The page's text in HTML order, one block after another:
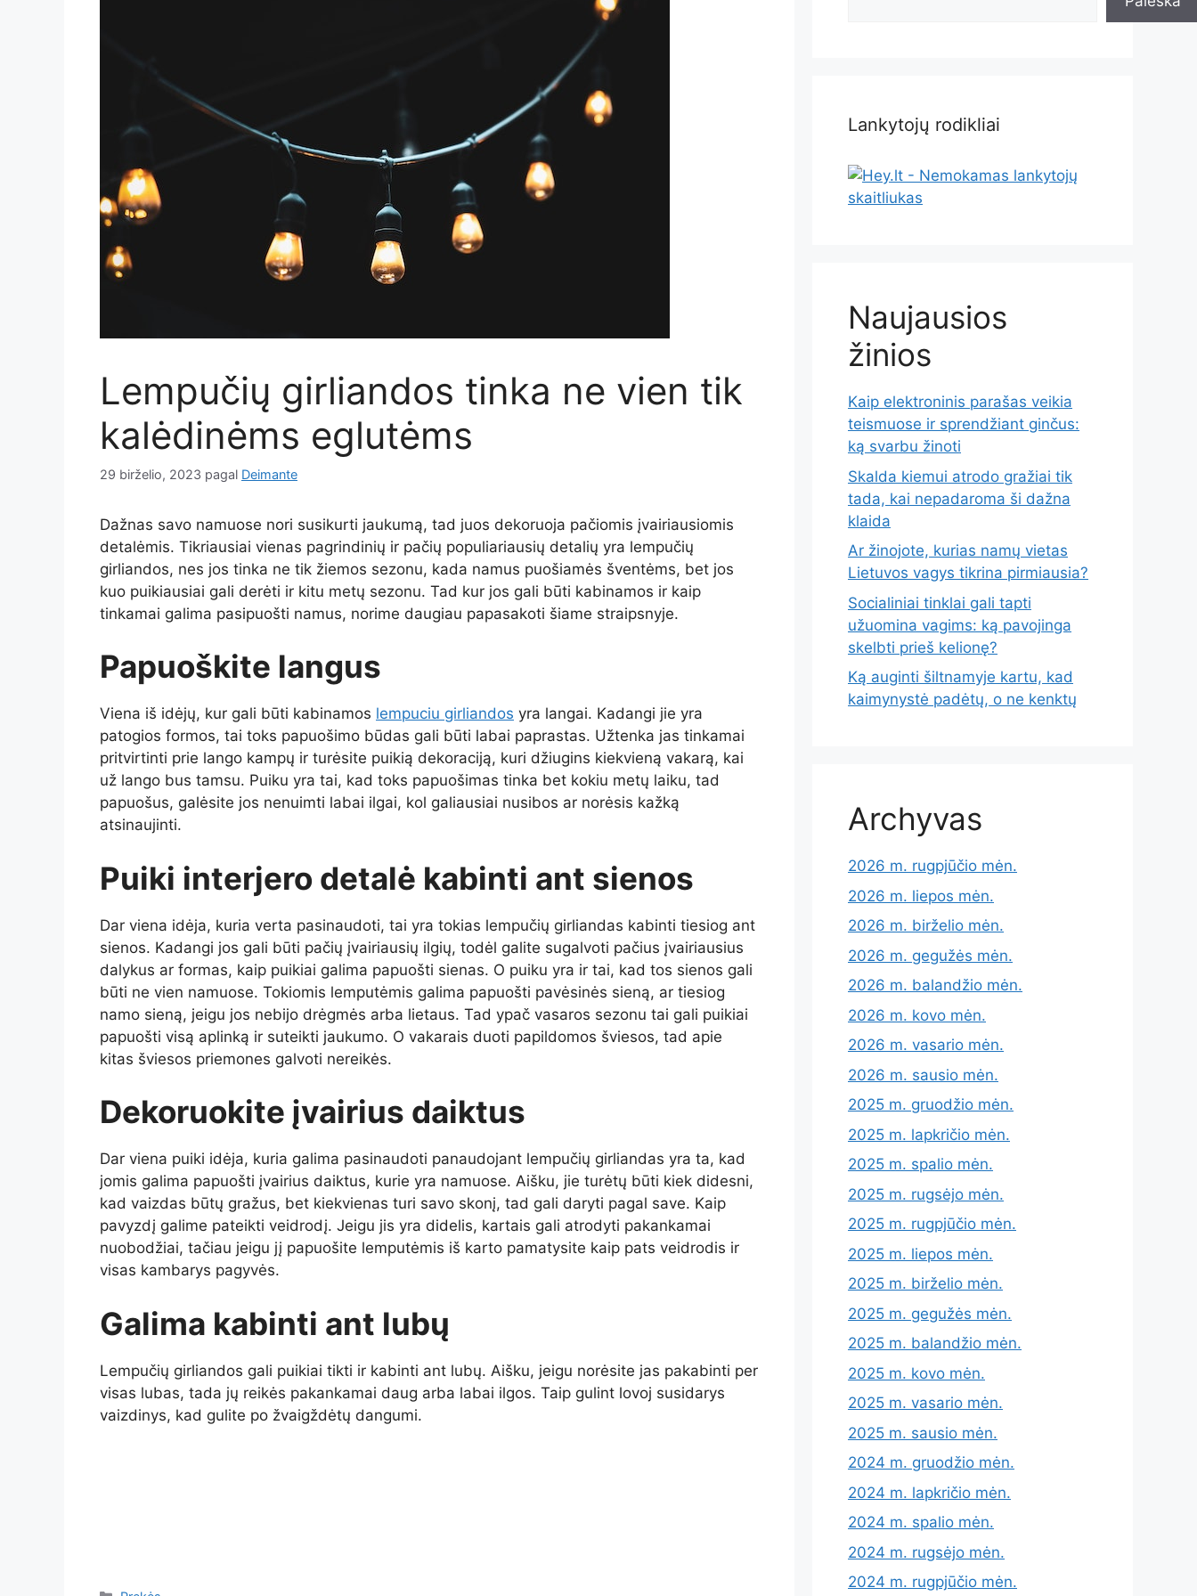
Lempučių girliandos tinka ne vien tik
kalėdinėms eglutėms
29 birželio, 2023 pagal Deimante
Dažnas savo namuose nori susikurti jaukumą, tad juos dekoruoja pačiomis įvairiausiomis
detalėmis. Tikriausiai vienas pagrindinių ir pačių populiariausių detalių yra lempučių
girliandos, nes jos tinka ne tik žiemos sezonu, kada namus puošiamės šventėms, bet jos
kuo puikiausiai gali derėti ir kitu metų sezonu. Tad kur jos gali būti kabinamos ir kaip
tinkamai galima pasipuošti namus, norime daugiau papasakoti šiame straipsnyje.
Papuoškite langus
Viena iš idėjų, kur gali būti kabinamos lempuciu girliandos yra langai. Kadangi jie yra
patogios formos, tai toks papuošimo būdas gali būti labai paprastas. Užtenka jas tinkamai
pritvirtinti prie lango kampų ir turėsite puikią dekoraciją, kuri džiugins kiekvieną vakarą, kai
už lango bus tamsu. Puiku yra tai, kad toks papuošimas tinka bet kokiu metų laiku, tad
papuošus, galėsite jos nenuimti labai ilgai, kol galiausiai nusibos ar norėsis kažką
atsinaujinti.
Puiki interjero detalė kabinti ant sienos
Dar viena idėja, kuria verta pasinaudoti, tai yra tokias lempučių girliandas kabinti tiesiog ant
sienos. Kadangi jos gali būti pačių įvairiausių ilgių, todėl galite sugalvoti pačius įvairiausius
dalykus ar formas, kaip puikiai galima papuošti sienas. O puiku yra ir tai, kad tos sienos gali
būti ne vien namuose. Tokiomis lemputėmis galima papuošti pavėsinės sieną, ar tiesiog
namo sieną, jeigu jos nebijo drėgmės arba lietaus. Tad ypač vasaros sezonu tai gali puikiai
papuošti visą aplinką ir suteikti jaukumo. O vakarais duoti papildomos šviesos, tad apie
kitas šviesos priemones galvoti nereikės.
Dekoruokite įvairius daiktus
Dar viena puiki idėja, kuria galima pasinaudoti panaudojant lempučių girliandas yra ta, kad
jomis galima papuošti įvairius daiktus, kurie yra namuose. Aišku, jie turėtų būti kiek didesni,
kad vaizdas būtų gražus, bet kiekvienas turi savo skonį, tad gali daryti pagal save. Kaip
pavyzdį galime pateikti veidrodį. Jeigu jis yra didelis, kartais gali atrodyti pakankamai
nuobodžiai, tačiau jeigu jį papuošite lemputėmis iš karto pamatysite kaip pats veidrodis ir
visas kambarys pagyvės.
Galima kabinti ant lubų
Lempučių girliandos gali puikiai tikti ir kabinti ant lubų. Aišku, jeigu norėsite jas pakabinti per
visas lubas, tada jų reikės pakankamai daug arba labai ilgos. Taip gulint lovoj susidarys
vaizdinys, kad gulite po žvaigždėtų dangumi.
Lankytojų rodikliai
Naujausios
žinios
Kaip elektroninis parašas veikia
teismuose ir sprendžiant ginčus:
ką svarbu žinoti
Skalda kiemui atrodo gražiai tik
tada, kai nepadaroma ši dažna
klaida
Ar žinojote, kurias namų vietas
Lietuvos vagys tikrina pirmiausia?
Socialiniai tinklai gali tapti
užuomina vagims: ką pavojinga
skelbti prieš kelionę?
Ką auginti šiltnamyje kartu, kad
kaimynystė padėtų, o ne kenktų
Archyvas
2026 m. rugpjūčio mėn.
2026 m. liepos mėn.
2026 m. birželio mėn.
2026 m. gegužės mėn.
2026 m. balandžio mėn.
2026 m. kovo mėn.
2026 m. vasario mėn.
2026 m. sausio mėn.
2025 m. gruodžio mėn.
2025 m. lapkričio mėn.
2025 m. spalio mėn.
2025 m. rugsėjo mėn.
2025 m. rugpjūčio mėn.
2025 m. liepos mėn.
2025 m. birželio mėn.
2025 m. gegužės mėn.
2025 m. balandžio mėn.
2025 m. kovo mėn.
2025 m. vasario mėn.
2025 m. sausio mėn.
2024 m. gruodžio mėn.
2024 m. lapkričio mėn.
2024 m. spalio mėn.
2024 m. rugsėjo mėn.
2024 m. rugpjūčio mėn.